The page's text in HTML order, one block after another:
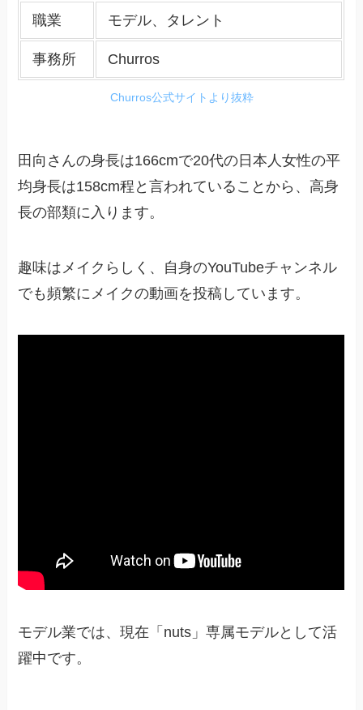
職業 モデル、タレント
事務所 Churros
Churros公式サイトより抜粋
田向さんの身長は166cmで20代の日本人女性の平
均身長は158cm程と言われていることから、高身
長の部類に入ります。
趣味はメイクらしく、自身のYouTubeチャンネル
でも頻繁にメイクの動画を投稿しています。
モデル業では、現在「nuts」専属モデルとして活
躍中です。